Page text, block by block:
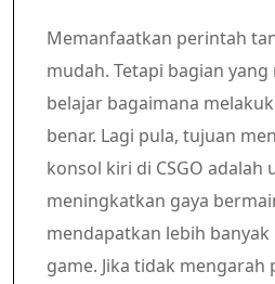
Memanfaatkan perintah
mudah. Tetapi bagian
belajar bagaimana
benar. Lagi pula, tujuan
konsol kiri di CSGO adalah
meningkatkan gaya
mendapatkan lebih
game. Jika tidak mengarah